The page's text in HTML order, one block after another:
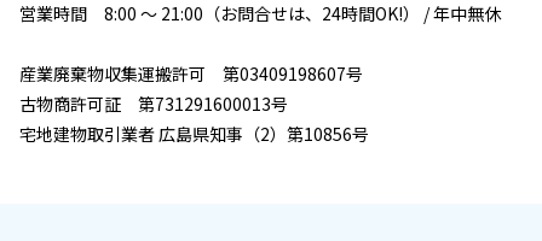
営業時間 8:00 ～ 21:00（お問合せは、24時間OK!） / 年中無休
産業廃棄物収集運搬許可 第03409198607号
古物商許可証 第731291600013号
宅地建物取引業者 広島県知事（2）第10856号